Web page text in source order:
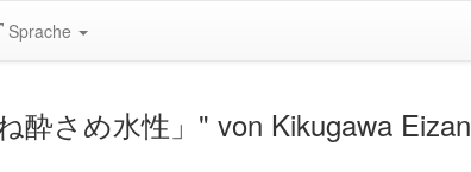
Sprache
酔さめ水性」" von Kikugawa Eizan